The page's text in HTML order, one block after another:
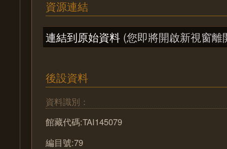
資源連結
連結到原始資料 (您即將開啟新視窗離
後設資料
資料識別：
館藏代碼:TAI145079
編目號:79